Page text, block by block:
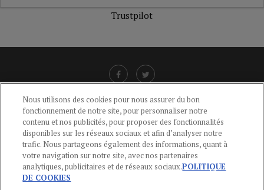
Trustpilot
LIENS UTILES
CGU-POLITIQUE DE CONFIDENTIALITÉ -POLITIQUE DES COOKIES
MENTIONS LÉGALES -AIDE
CONTACT
Nous utilisons des cookies pour nous assurer du bon
fonctionnement de notre site, pour personnaliser notre
contenu et nos publicités, pour proposer des fonctionnalités
disponibles sur les réseaux sociaux et afin d’analyser notre
trafic. Nous partageons également des informations, quant à
votre navigation sur notre site, avec nos partenaires
analytiques, publicitaires et de réseaux sociaux.POLITIQUE
DE COOKIES